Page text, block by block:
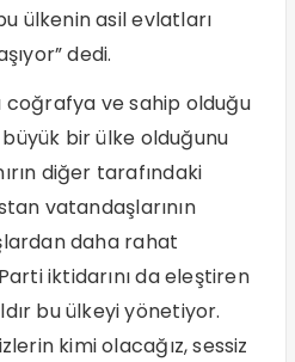
ülkenin asil evlatları
dedi.
coğrafya ve sahip olduğu
bir ülke olduğunu
diğer tarafındaki
vatandaşlarının
daha rahat
iktidarını da eleştiren
bu ülkeyi yönetiyor.
kimi olacağız, sessiz